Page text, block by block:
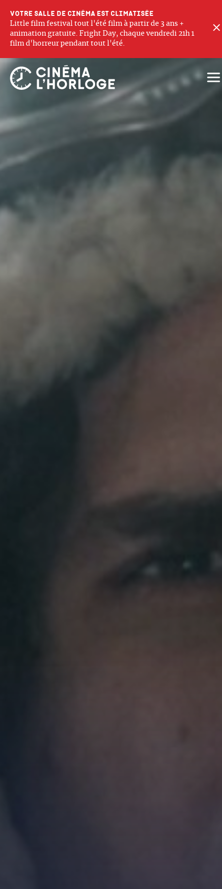
Votre salle de cinéma est climatisée
Little film festival tout l'été film à partir de 3 ans +
animation gratuite. Fright Day, chaque vendredi 21h 1
film d'horreur pendant tout l'été.